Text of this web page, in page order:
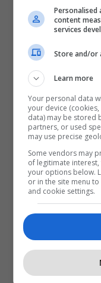
Personalised
content
services
Store and/or
Learn more
Your personal data
your device
data) may be stored
partners, or used
may use precise
Some vendors may
of legitimate
your options below.
or in the site menu
and cookie settings.